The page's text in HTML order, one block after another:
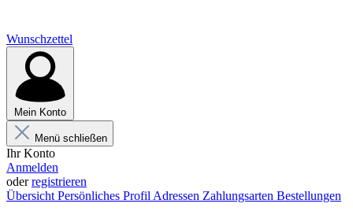
Wunschzettel
Mein Konto
Menü schließen
Ihr Konto
Anmelden
oderregistrieren
Übersicht Persönliches Profil Adressen Zahlungsarten Bestellungen